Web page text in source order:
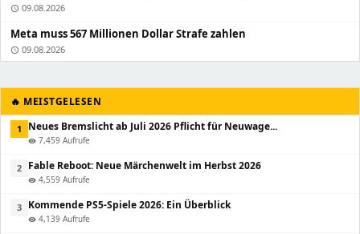
schedule 09.08.2026
Meta muss 567 Millionen Dollar Strafe zahlen
schedule 09.08.2026
🔥 MEISTGELESEN
1 Neues Bremslicht ab Juli 2026 Pflicht für Neuwage...
visibility 7,459 Aufrufe
2 Fable Reboot: Neue Märchenwelt im Herbst 2026
visibility 4,559 Aufrufe
3 Kommende PS5-Spiele 2026: Ein Überblick
visibility 4,139 Aufrufe